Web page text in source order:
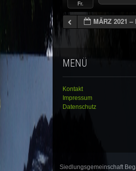
Fr.
MÄRZ 2021 –
MENÜ
Kontakt
Impressum
Datenschutz
Siedlungsgemeinschaft